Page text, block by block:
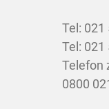
Tel: 021
Tel: 021
Telefon
0800